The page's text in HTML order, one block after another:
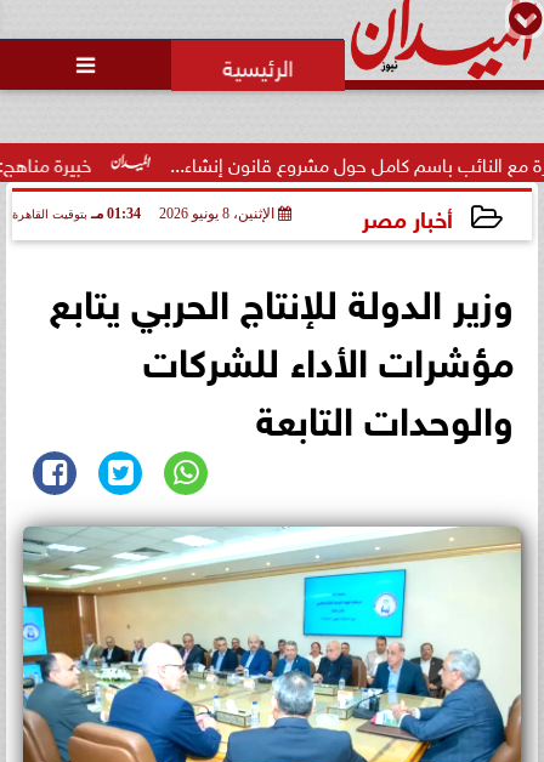

خبيرة مناهج: حداثة تخرج المعلمين مشروع قانون إنشاء...
أخبار مصر الإثنين، 8 يونيو 2026 01:34 مـ بتوقيت القاهرة
وزير الدولة للإنتاج الحربي يتابع
مؤشرات الأداء للشركات
والوحدات التابعة
الاتحاد العربي للتطوع يرعى
مسابقة وسام الخير